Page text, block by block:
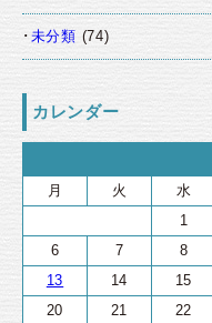
未分類 (74)
カレンダー
月
火 水
1
6
7 8
13
14 15
20
21 22